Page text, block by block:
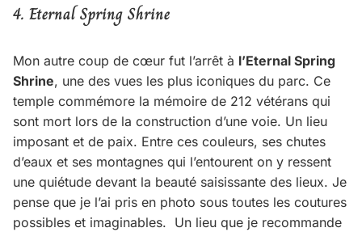
4. Eternal Spring Shrine
Mon autre coup de cœur fut l’arrêt à l’Eternal Spring
Shrine, une des vues les plus iconiques du parc. Ce
temple commémore la mémoire de 212 vétérans qui
sont mort lors de la construction d’une voie. Un lieu
imposant et de paix. Entre ces couleurs, ses chutes
d’eaux et ses montagnes qui l’entourent on y ressent
une quiétude devant la beauté saisissante des lieux. Je
pense que je l’ai pris en photo sous toutes les coutures
possibles et imaginables. Un lieu que je recommande